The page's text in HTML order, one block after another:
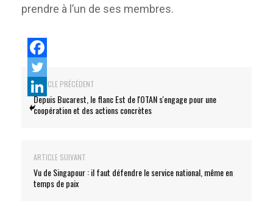
prendre à l’un de ses membres.
ARTICLE PRÉCÉDENT
Depuis Bucarest, le flanc Est de l'OTAN s'engage pour une
coopération et des actions concrètes
ARTICLE SUIVANT
Vu de Singapour : il faut défendre le service national, même en
temps de paix